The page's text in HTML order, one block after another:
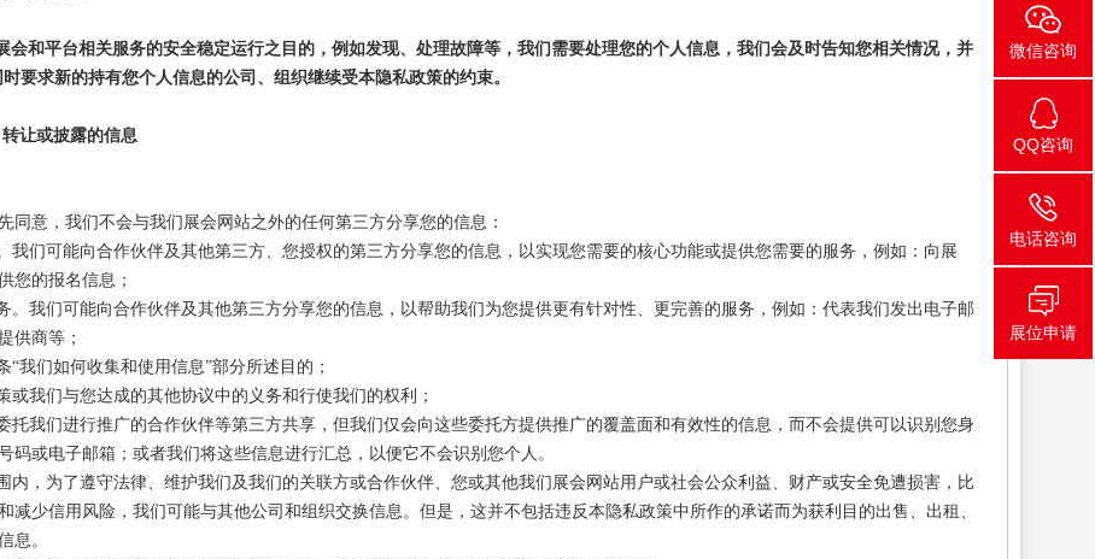
会和平台相关服务的安全稳定运行之目的，例如发现、处理故障等，我们需要处理您的个人信息，我们会及时告知您相关情况，并
要求新的持有您个人信息的公司、组织继续受本隐私政策的约束。
让或披露的信息
同意，我们不会与我们展会网站之外的任何第三方分享您的信息：
我们可能向合作伙伴及其他第三方、您授权的第三方分享您的信息，以实现您需要的核心功能或提供您需要的服务，例如：向展
您的报名信息；
。我们可能向合作伙伴及其他第三方分享您的信息，以帮助我们为您提供更有针对性、更完善的服务，例如：代表我们发出电子邮
供商等；
“我们如何收集和使用信息”部分所述目的；
或我们与您达成的其他协议中的义务和行使我们的权利；
托我们进行推广的合作伙伴等第三方共享，但我们仅会向这些委托方提供推广的覆盖面和有效性的信息，而不会提供可以识别您身
码或电子邮箱；或者我们将这些信息进行汇总，以便它不会识别您个人。
内，为了遵守法律、维护我们及我们的关联方或合作伙伴、您或其他我们展会网站用户或社会公众利益、财产或安全免遭损害，比
减少信用风险，我们可能与其他公司和组织交换信息。但是，这并不包括违反本隐私政策中所作的承诺而为获利目的出售、出租、
息。
微信咨询
QQ咨询
电话咨询
展位申请